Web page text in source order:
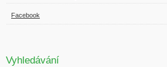
Facebook
Vyhledávání